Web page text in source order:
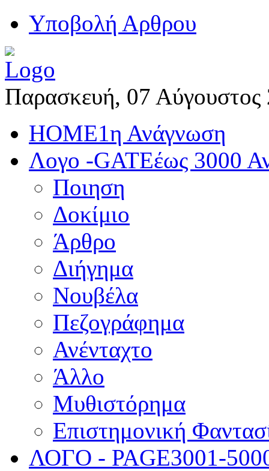
Yποβολή Αρθρου
Παρασκευή, 07 Αύγουστος
HOME1η Ανάγνωση
Λογο -GATEέως 3000
Ποιηση
Δοκίμιο
Άρθρο
Διήγημα
Νουβέλα
Πεζογράφημα
Ανένταχτο
Άλλο
Μυθιστόρημα
Επιστημονική
ΛΟΓΟ - PAGE3001-